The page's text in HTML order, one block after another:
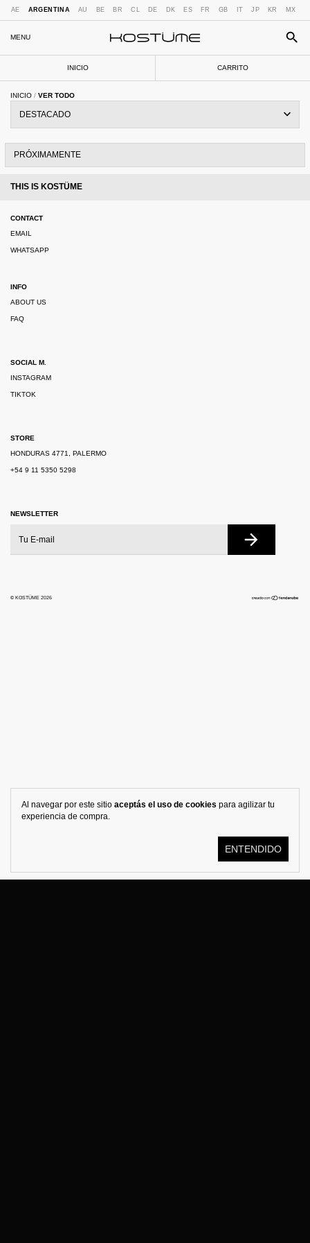
AE ARGENTINA AU BE BR CL DE DK ES FR GB IT JP KR MX
MENU
INICIO CARRITO
Al navegar por este sitio aceptás el uso de cookies para agilizar tu
experiencia de compra.
ENTENDIDO
INICIO / VER TODO
PRÓXIMAMENTE
THIS IS KOSTÜME
CONTACT
EMAIL
WHATSAPP
INFO
ABOUT US
FAQ
SOCIAL M.
INSTAGRAM
TIKTOK
STORE
HONDURAS 4771, PALERMO
+54 9 11 5350 5298
NEWSLETTER
© KOSTÜME 2026